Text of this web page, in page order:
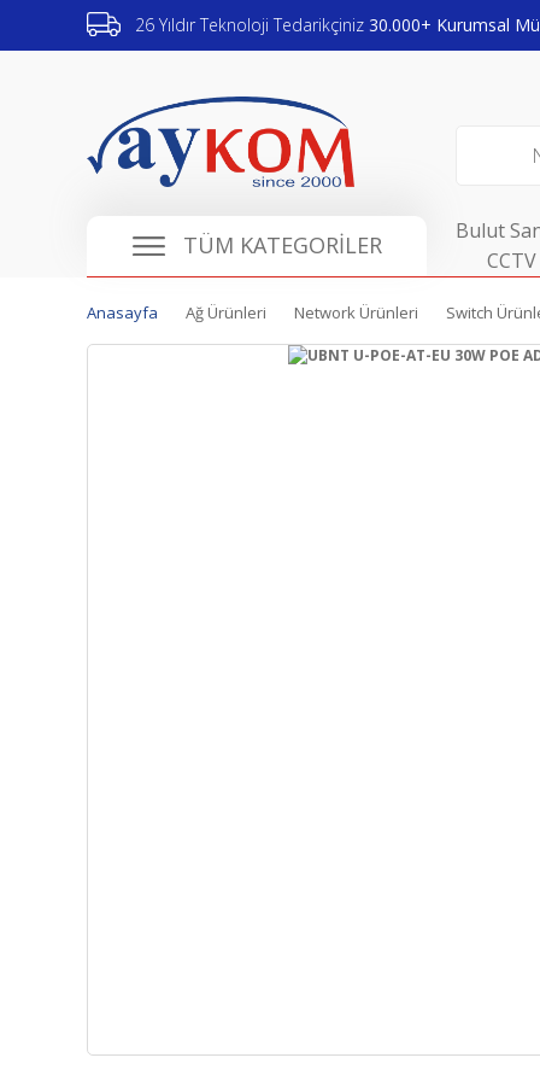
26 Yıldır Teknoloji Tedarikçiniz 30.000+ Kurumsal
TÜM KATEGORİLER Bulut
Anasayfa Ağ Ürünleri Network Ürünleri Switch